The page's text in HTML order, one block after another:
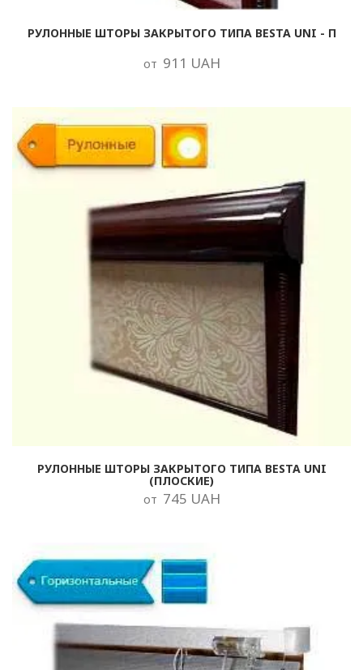
РУЛОННЫЕ ШТОРЫ ЗАКРЫТОГО ТИПА BESTA UNI - П
от 911 UAH
РУЛОННЫЕ ШТОРЫ ЗАКРЫТОГО ТИПА BESTA UNI
(ПЛОСКИЕ)
от 745 UAH